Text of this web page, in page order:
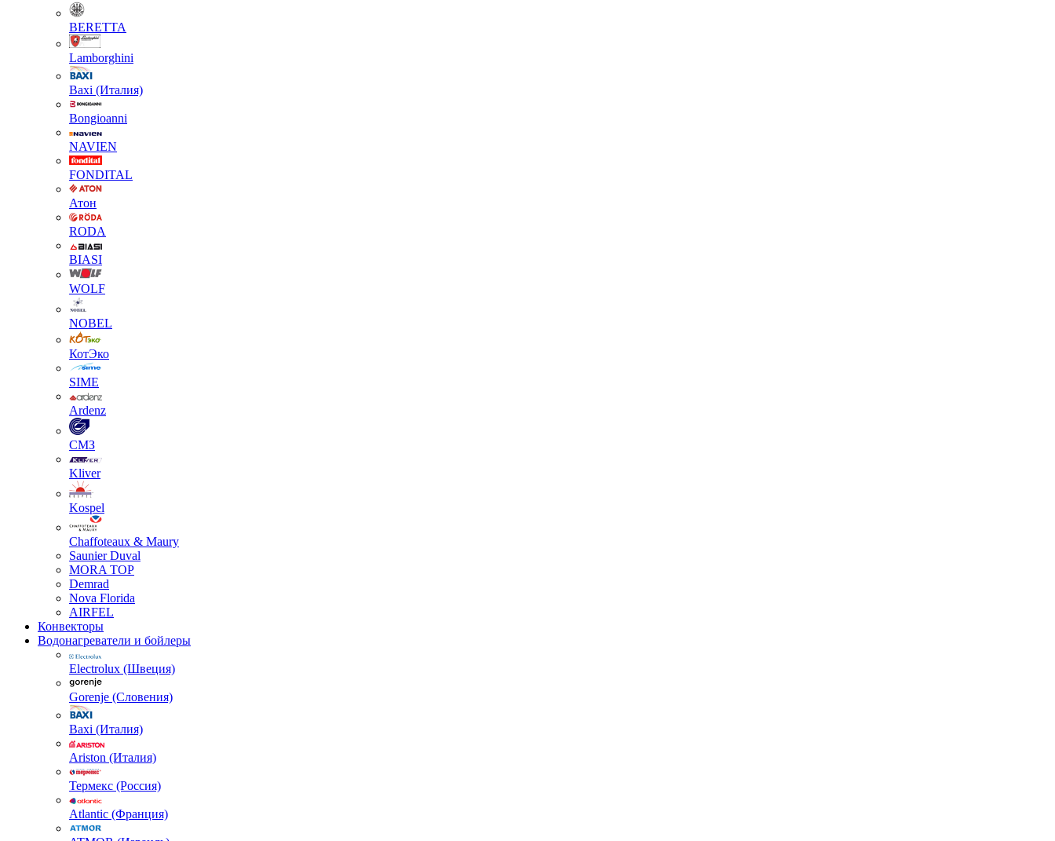
BERETTA
Lamborghini
Baxi (Италия)
Вongioanni
NAVIEN
FONDITAL
Атон
RODA
BIASI
WOLF
NOBEL
КотЭко
SIME
Ardenz
СМЗ
Kliver
Kospel
Chaffoteaux & Maury
Saunier Duval
MORA TOP
Demrad
Nova Florida
AIRFEL
Конвекторы
Водонагреватели и бойлеры
Electrolux (Швеция)
Gorenje (Словения)
Baxi (Италия)
Ariston (Италия)
Термекс (Россия)
Atlantic (Франция)